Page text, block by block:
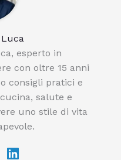
esperto in
con oltre 15 anni
consigli pratici e
salute e
uno stile di vita